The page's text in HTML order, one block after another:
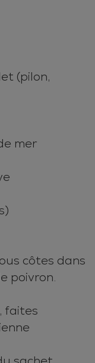
(pilon,
mer
côtes dans
poivron.
faites